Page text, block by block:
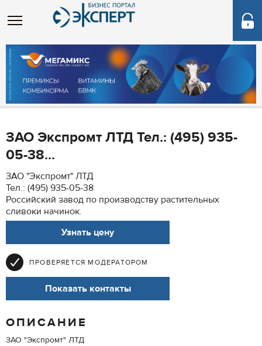
ЗАО Экспромт ЛТД Тел.: (495) 935-
05-38...
ЗАО "Экспромт" ЛТД
Тел.: (495) 935-05-38
Российский завод по производству растительных
сливоки начинок.
Узнать цену
ПРОВЕРЯЕТСЯ МОДЕРАТОРОМ
Показать контакты
ОПИСАНИЕ
ЗАО "Экспромт" ЛТД